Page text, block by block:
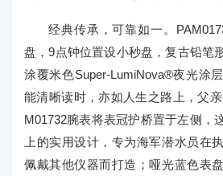
经典传承，可靠如一。
盘，9点钟位置设小秒盘，复古铅笔
涂覆米色Super-LumiNova®夜光涂
能清晰读时，亦如人生之路上，父
M01732腕表将表冠护桥置于左侧，
上的实用设计，专为海军潜水员在
佩戴其他仪器而打造；哑光蓝色表